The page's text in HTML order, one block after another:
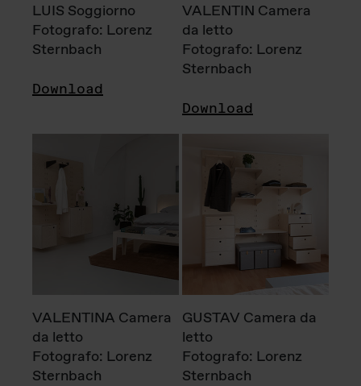
LUIS Soggiorno
Fotografo: Lorenz
Sternbach
Download
VALENTIN Camera
da letto
Fotografo: Lorenz
Sternbach
Download
VALENTINA Camera
da letto
Fotografo: Lorenz
Sternbach
GUSTAV Camera da
letto
Fotografo: Lorenz
Sternbach